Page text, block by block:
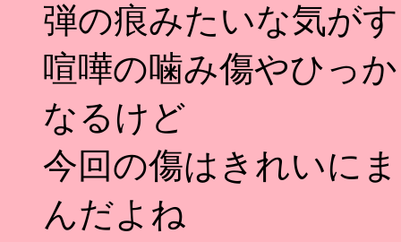
弾の痕みたいな気が
喧嘩の噛み傷やひっ
なるけど
今回の傷はきれいに
んだよね